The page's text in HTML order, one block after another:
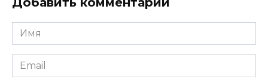
Имя
*
Email
*